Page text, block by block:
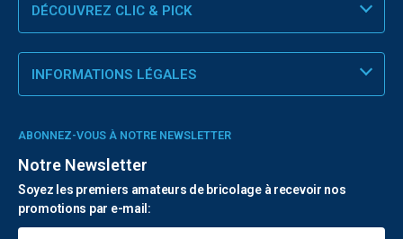
DÉCOUVREZ CLIC & PICK
INFORMATIONS LÉGALES
ABONNEZ-VOUS À NOTRE NEWSLETTER
Notre Newsletter
Soyez les premiers amateurs de bricolage à recevoir nos
promotions par e-mail: